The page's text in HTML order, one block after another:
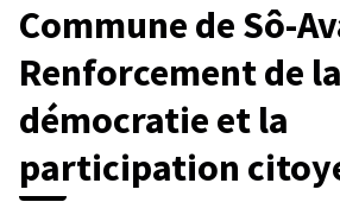
Commune de Sô-
Renforcement de la
démocratie et la
participation